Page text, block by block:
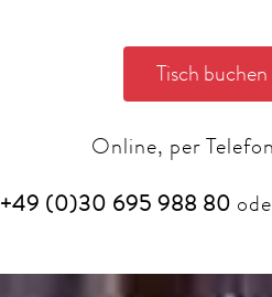
Tisch buchen
Online, per
+49 (0)30 695 988 80